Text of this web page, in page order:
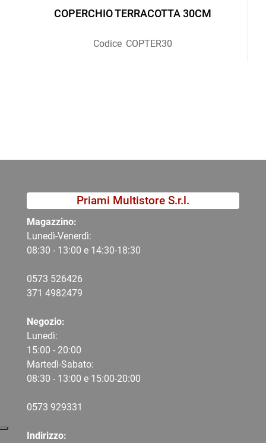
COPERCHIO TERRACOTTA 30CM
Codice COPTER30
Priami Multistore S.r.l.
Magazzino:
Lunedì-Venerdì:
08:30 - 13:00 e 14:30-18:30
0573 526426
371 4982479
Negozio:
Lunedì:
15:00 - 20:00
Martedì-Sabato:
08:30 - 13:00 e 15:00-20:00
0573 929331
Indirizzo: